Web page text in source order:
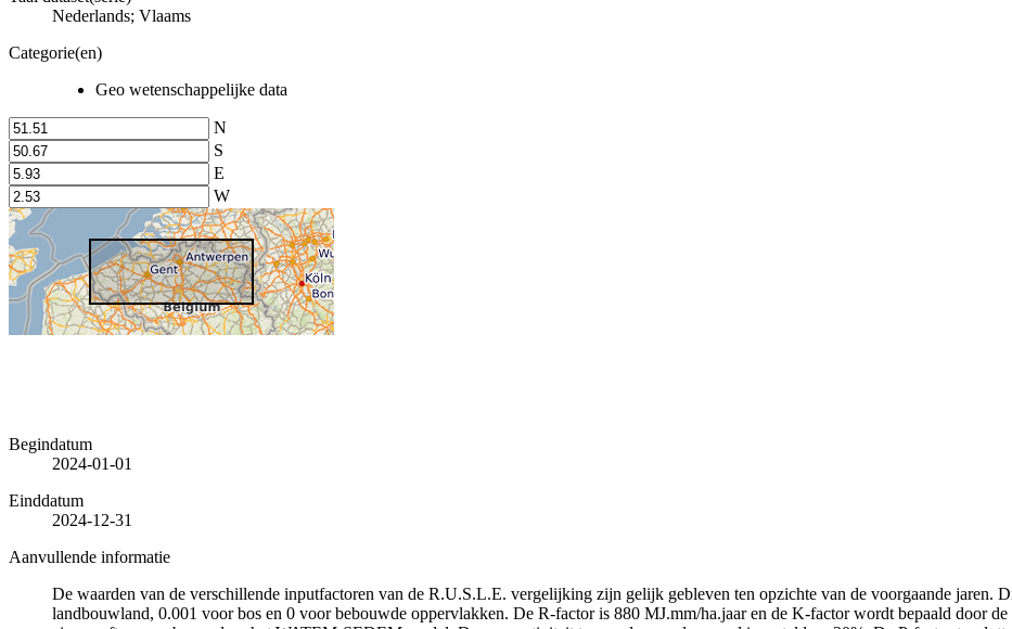
Nederlands; Vlaams
Categorie(en)
Geo wetenschappelijke data
N
S
E
W
Begindatum
2024-01-01
Einddatum
2024-12-31
Aanvullende informatie
De waarden van de verschillende inputfactoren van de R.U.S.L.E. vergelijking zijn gelijk gebleven ten opzichte van de voorgaande jaren.
landbouwland, 0.001 voor bos en 0 voor bebouwde oppervlakken. De R-factor is 880 MJ.mm/ha.jaar en de K-factor wordt bepaald door